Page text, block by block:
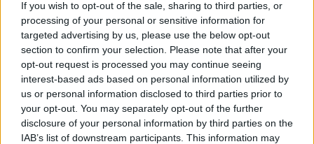
If you wish to opt-out of the sale, sharing to third parties, or
processing of your personal or sensitive information for
targeted advertising by us, please use the below opt-out
section to confirm your selection. Please note that after your
opt-out request is processed you may continue seeing
interest-based ads based on personal information utilized by
us or personal information disclosed to third parties prior to
your opt-out. You may separately opt-out of the further
disclosure of your personal information by third parties on the
IAB’s list of downstream participants. This information may